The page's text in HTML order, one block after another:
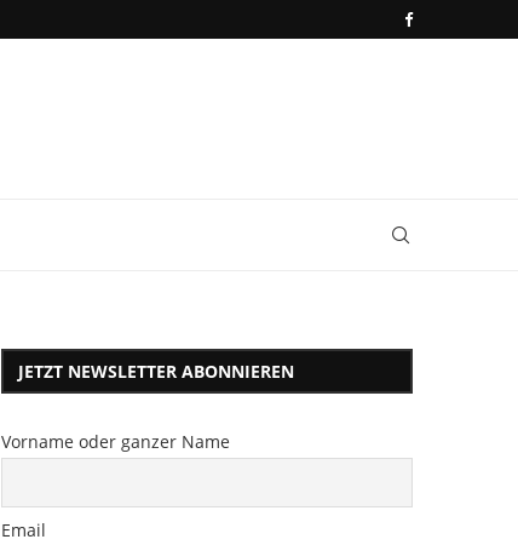
JETZT NEWSLETTER ABONNIEREN
Vorname oder ganzer Name
Email